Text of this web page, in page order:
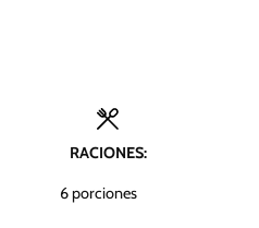
RACIONES:
6porciones